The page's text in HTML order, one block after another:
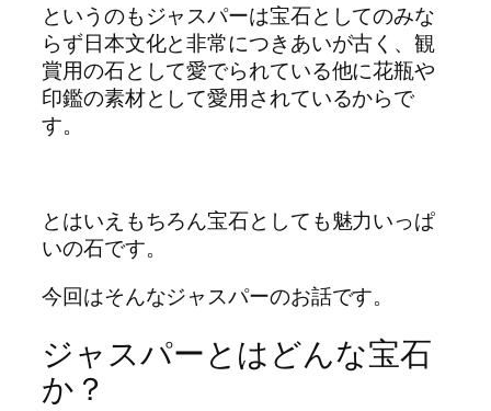
というのもジャスパーは宝石としてのみな
らず日本文化と非常につきあいが古く、観
賞用の石として愛でられている他に花瓶や
印鑑の素材として愛用されているからで
す。
とはいえもちろん宝石としても魅力いっぱ
いの石です。
今回はそんなジャスパーのお話です。
ジャスパーとはどんな宝石
か？